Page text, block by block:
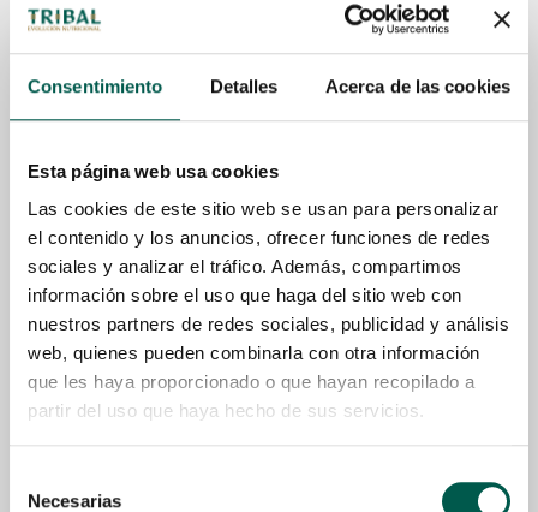
Consentimiento Detalles Acerca de las cookies
Esta página web usa cookies
Las cookies de este sitio web se usan para personalizar
el contenido y los anuncios, ofrecer funciones de redes
sociales y analizar el tráfico. Además, compartimos
información sobre el uso que haga del sitio web con
nuestros partners de redes sociales, publicidad y análisis
web, quienes pueden combinarla con otra información
que les haya proporcionado o que hayan recopilado a
partir del uso que haya hecho de sus servicios.
Necesarias
80% Gourmet Sausage Fresh Chicken
Desde4,50€
Seleccionar Opciones